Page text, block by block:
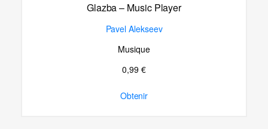
Glazba – Music Player
Pavel Alekseev
Musique
0,99 €
Obtenir